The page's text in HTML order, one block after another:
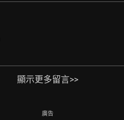
顯示更多留言>>
廣告